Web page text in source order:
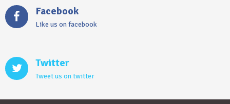
Facebook
Like us on facebook
Twitter
Tweet us on twitter